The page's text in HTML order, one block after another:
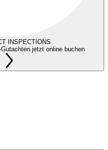
INSPECTIONS
jetzt online buchen